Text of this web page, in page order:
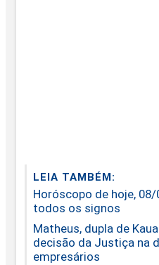
LEIA TAMBÉM:
Horóscopo de hoje,
todos os signos
Matheus, dupla de
decisão da Justiça na
empresários